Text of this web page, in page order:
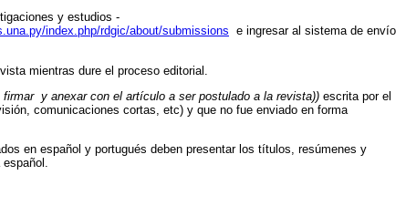
y estudios -
index.php/rdgic/about/submissions e ingresar al sistema de envío
mientras dure el proceso editorial.
firmar y anexar con el artículo a ser postulado a la revista)) escrita por el
comunicaciones cortas, etc) y que no fue enviado en forma
en español y portugués deben presentar los títulos, resúmenes y